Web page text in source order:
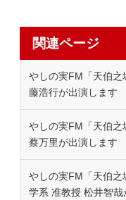
関連ページ
やしの実FM「天伯
藤浩行が出演します
やしの実FM「天伯
蔡万里が出演します
やしの実FM「天伯之
学系 准教授 松井智哉